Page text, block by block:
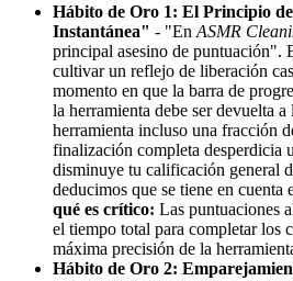
Hábito de Oro 1: El Principio
Instantánea" - "En ASMR
principal asesino de puntuación".
cultivar un reflejo de liberación
momento en que la barra de
la herramienta debe ser devuelta
herramienta incluso una fracción
finalización completa desperdicia
disminuye tu calificación general
deducimos que se tiene en cuenta
qué es crítico: Las puntuaciones
el tiempo total para completar los
máxima precisión de la
Hábito de Oro 2: